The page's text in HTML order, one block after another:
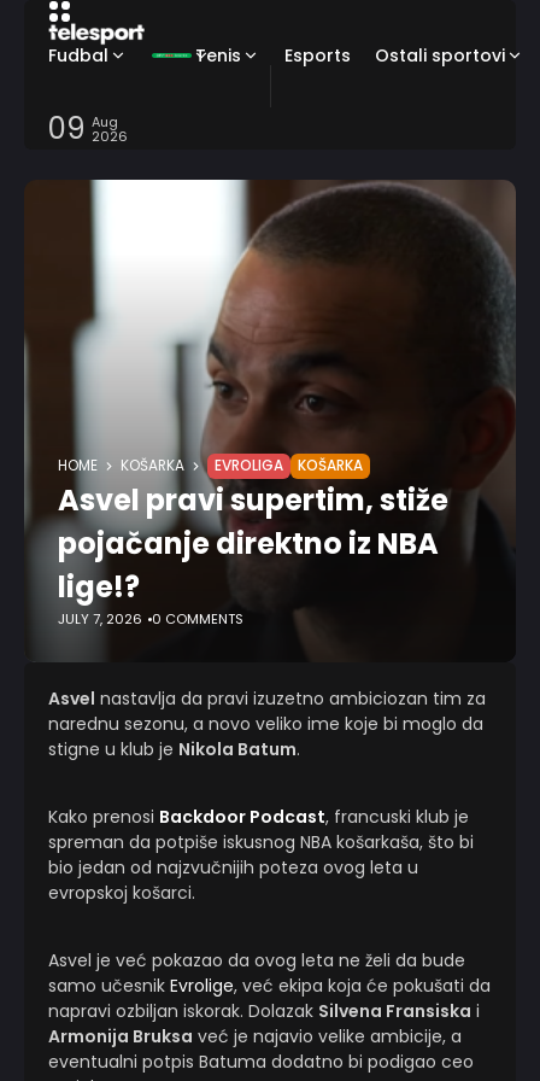
Fudbal Tenis Esports Ostali sportovi
09 Aug
2026
HOME KOŠARKA EVROLIGA KOŠARKA
Asvel pravi supertim, stiže
pojačanje direktno iz NBA
lige!?
JULY 7, 2026 0 COMMENTS
Asvel nastavlja da pravi izuzetno ambiciozan tim za
narednu sezonu, a novo veliko ime koje bi moglo da
stigne u klub je Nikola Batum.
Kako prenosi Backdoor Podcast, francuski klub je
spreman da potpiše iskusnog NBA košarkaša, što bi
bio jedan od najzvučnijih poteza ovog leta u
evropskoj košarci.
Asvel je već pokazao da ovog leta ne želi da bude
samo učesnik Evrolige, već ekipa koja će pokušati da
napravi ozbiljan iskorak. Dolazak Silvena Fransiska i
Armonija Bruksa već je najavio velike ambicije, a
eventualni potpis Batuma dodatno bi podigao ceo